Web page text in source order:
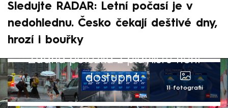
Sledujte RADAR: Letní počasí je v
nedohlednu. Česko čekají deštivé dny,
hrozí i bouřky
Žádná položka z playlistu není
dostupná.
11 fotografií